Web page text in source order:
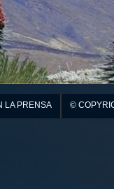
LA PRENSA ©